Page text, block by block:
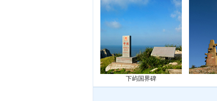
下屿国界碑